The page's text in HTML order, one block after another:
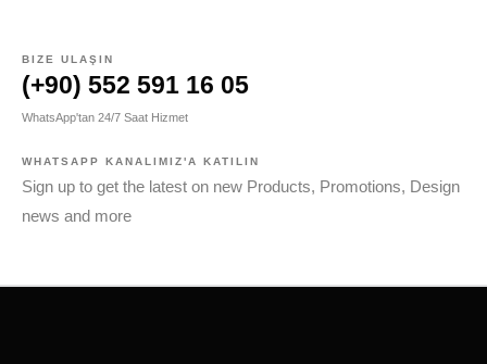
BIZE ULAŞIN
(+90) 552 591 16 05
WhatsApp'tan 24/7 Saat Hizmet
WHATSAPP KANALIMIZ'A KATILIN
Sign up to get the latest on new Products, Promotions, Design
news and more